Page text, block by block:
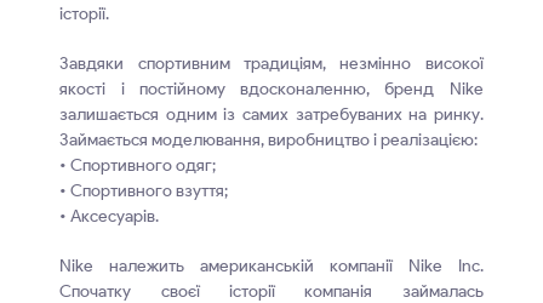
історії.
Завдяки спортивним традиціям, незмінно високої
якості і постійному вдосконаленню, бренд Nike
залишається одним із самих затребуваних на ринку.
Займається моделювання, виробництво і реалізацією:
• Спортивного одяг;
• Спортивного взуття;
• Аксесуарів.
Nike належить американській компанії Nike Inc.
Спочатку своєї історії компанія займалась